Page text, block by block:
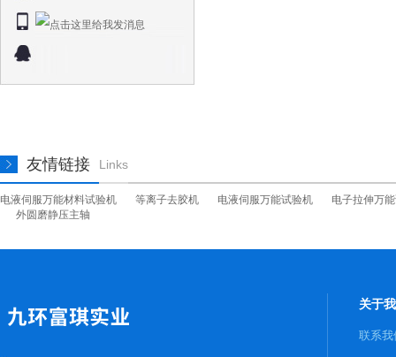
友情链接 Links
电液伺服万能材料试验机 等离子去胶机 电液伺服万能试验机
电子拉伸万
外圆磨静压主轴
关于
联系我